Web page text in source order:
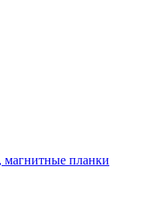
магнитные планки